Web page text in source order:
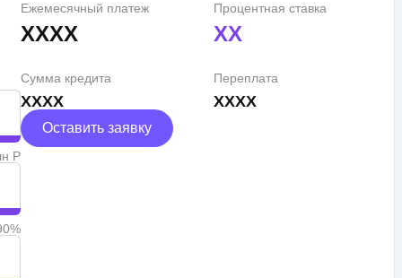
Р
Ежемесячный платеж
XXXX
Процентная ставка
XX
Сумма кредита
XXXX
Переплата
XXXX
Оставить заявку